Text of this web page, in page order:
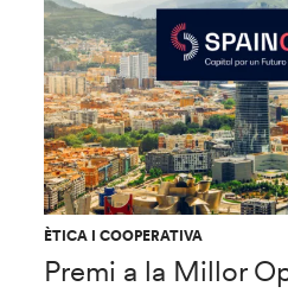
ÈTICA I COOPERATIVA
Premi a la Millor